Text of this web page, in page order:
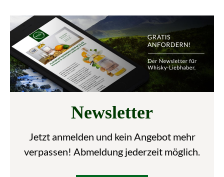
Newsletter
Jetzt anmelden und kein Angebot mehr
verpassen! Abmeldung jederzeit möglich.